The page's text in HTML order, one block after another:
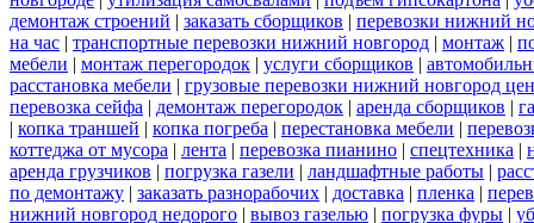
демонтаж строений | заказать сборщиков | перевозки нижний
на час | транспортные перевозки нижний новгород | монтаж |
мебели | монтаж перегородок | услуги сборщиков |
расстановка мебели | грузовые перевозки нижний новгород
перевозка сейфа | демонтаж перегородок | аренда сборщиков |
| копка траншей | копка погреба | перестановка мебели |
коттеджа от мусора | лента | перевозка пианино | спецтехника |
аренда грузчиков | погрузка газели | ландшафтные работы |
по демонтажу | заказать разнорабочих | доставка | пленка |
нижний новгород недорого | вывоз газелью | погрузка фуры |